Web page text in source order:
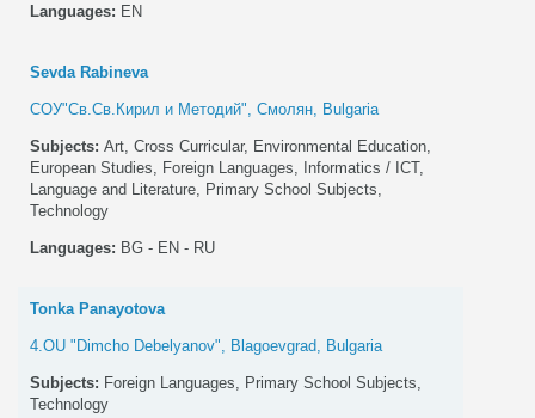
Languages: EN
Sevda Rabineva
СОУ"Св.Св.Кирил и Методий", Смолян, Bulgaria
Subjects: Art, Cross Curricular, Environmental Education,
European Studies, Foreign Languages, Informatics / ICT,
Language and Literature, Primary School Subjects,
Technology
Languages: BG - EN - RU
Tonka Panayotova
4.OU "Dimcho Debelyanov", Blagoevgrad, Bulgaria
Subjects: Foreign Languages, Primary School Subjects,
Technology